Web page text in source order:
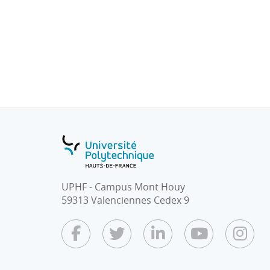
UPHF - Campus Mont Houy
59313 Valenciennes Cedex 9